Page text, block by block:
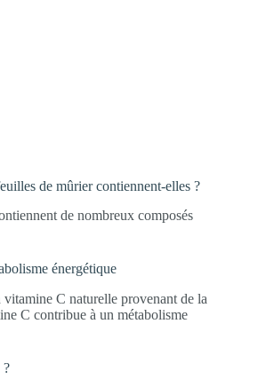
de mûrier contiennent-elles ?
de nombreux composés
énergétique
C naturelle provenant de la
C contribue à un métabolisme
?